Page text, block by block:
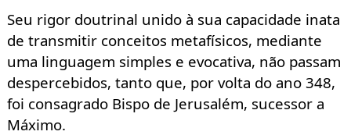
Seu rigor doutrinal unido à sua capacidade inata
de transmitir conceitos metafísicos, mediante
uma linguagem simples e evocativa, não passam
despercebidos, tanto que, por volta do ano 348,
foi consagrado Bispo de Jerusalém, sucessor a
Máximo.